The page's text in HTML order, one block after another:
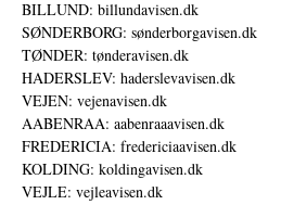
BILLUND: billundavisen.dk
SØNDERBORG: sønderborgavisen.dk
TØNDER: tønderavisen.dk
HADERSLEV: haderslevavisen.dk
VEJEN: vejenavisen.dk
AABENRAA: aabenraaavisen.dk
FREDERICIA: fredericiaavisen.dk
KOLDING: koldingavisen.dk
VEJLE: vejleavisen.dk